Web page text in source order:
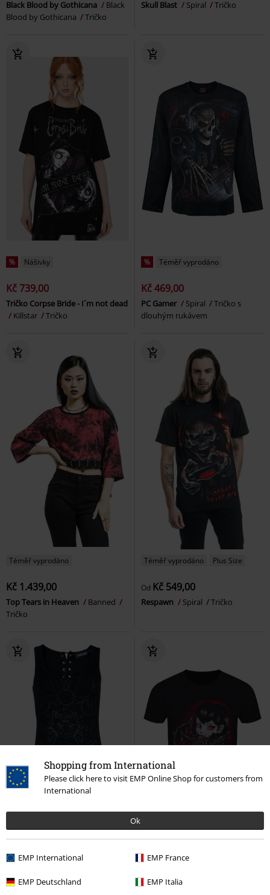
Shopping from International
Please click here to visit EMP Online Shop for customers from
International
Ok
EMP International EMP France
EMP Deutschland EMP Italia
Black Blood by Gothicana
Black
Blood by Gothicana
Tričko
Skull Blast Spiral Tričko
% Nášivky
Kč 739,00
Tričko Corpse Bride - I´m not dead
Killstar
Tričko
% Téměř vyprodáno
Kč 469,00
PC Gamer Spiral
Tričko s
dlouhým rukávem
Téměř vyprodáno
Kč 1.439,00
Top Tears in Heaven
Banned
Tričko
Téměř vyprodáno Plus Size
Od Kč 549,00
Respawn Spiral Tričko
% Téměř vyprodáno
Kč 655,00
% Téměř vyprodáno
Kč 409,00